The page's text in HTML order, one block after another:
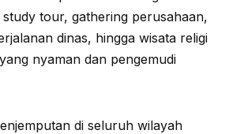
tour, gathering perusahaan,
dinas, hingga wisata religi
nyaman dan pengemudi
di seluruh wilayah